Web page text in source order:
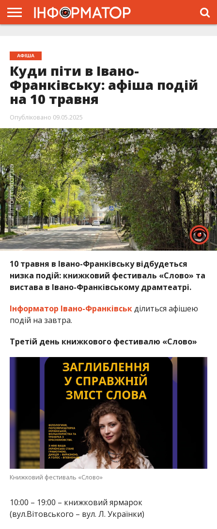
АФІША
Куди піти в Івано-
Франківську: афіша подій
на 10 травня
Опубліковано 09.05.2025
10 травня в Івано-Франківську відбудеться
низка подій: книжковий фестиваль «Слово» та
вистава в Івано-Франківському драмтеатрі.
Інформатор Івано-Франківськділиться афішею
подій на завтра.
Третій день книжкового фестивалю «Слово»
Книжковий фестиваль «Слово»
10:00 – 19:00 – книжковий ярмарок
(вул.Вітовського – вул. Л. Українки)